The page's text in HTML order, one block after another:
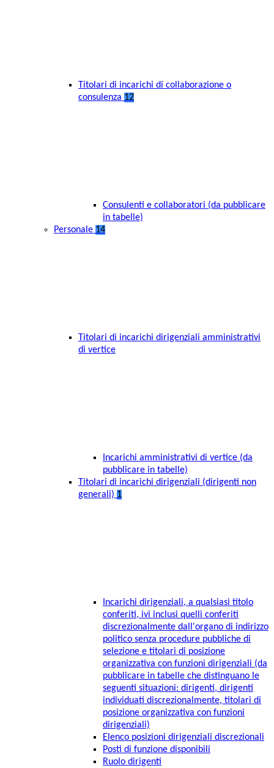
Titolari di incarichi di collaborazione o
consulenza 12
Consulenti e collaboratori (da pubblicare
in tabelle)
Personale 14
Titolari di incarichi dirigenziali amministrativi
di vertice
Incarichi amministrativi di vertice (da
pubblicare in tabelle)
Titolari di incarichi dirigenziali (dirigenti non
generali) 1
Incarichi dirigenziali, a qualsiasi titolo
conferiti, ivi inclusi quelli conferiti
discrezionalmente dall'organo di indirizzo
politico senza procedure pubbliche di
selezione e titolari di posizione
organizzativa con funzioni dirigenziali (da
pubblicare in tabelle che distinguano le
seguenti situazioni: dirigenti, dirigenti
individuati discrezionalmente, titolari di
posizione organizzativa con funzioni
dirigenziali)
Elenco posizioni dirigenziali discrezionali
Posti di funzione disponibili
Ruolo dirigenti